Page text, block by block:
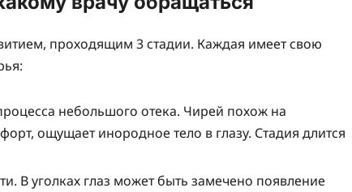
проходящим 3 стадии. Каждая имеет свою
небольшого отека. Чирей похож на
ощущает инородное тело в глазу. Стадия длится
В уголках глаз может быть замечено появление